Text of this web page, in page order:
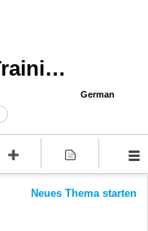
5 Star Online Training Support
German
Neues Thema starten